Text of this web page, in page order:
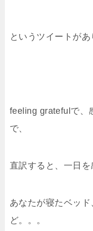
というツイートがあ
feeling gratefulで、
で、
直訳すると、一日を
あなたが寝たベッ
ど。。。